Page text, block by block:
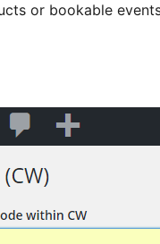
or bookable